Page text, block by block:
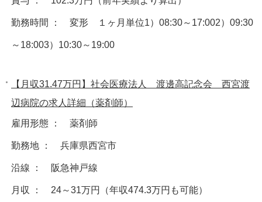
勤務時間 ： 変形 １ヶ月単位1）08:30～17:002）09:30
～18:003）10:30～19:00
【月収31.47万円】社会医療法人 渡邊高記念会 西宮渡
辺病院の求人詳細（薬剤師）
雇用形態 ： 薬剤師
勤務地 ： 兵庫県西宮市
沿線 ： 阪急神戸線
月収 ： 24～31万円（年収474.3万円も可能）